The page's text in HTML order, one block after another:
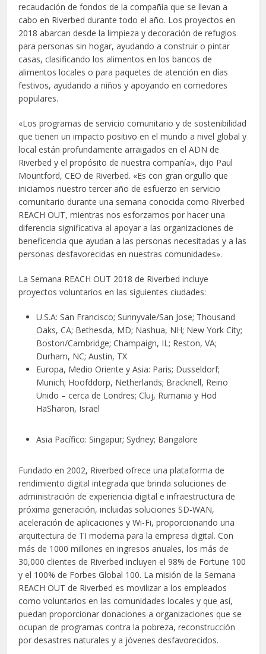
recaudación de fondos de la compañía que se llevan a
cabo en Riverbed durante todo el año. Los proyectos en
2018 abarcan desde la limpieza y decoración de refugios
para personas sin hogar, ayudando a construir o pintar
casas, clasificando los alimentos en los bancos de
alimentos locales o para paquetes de atención en días
festivos, ayudando a niños y apoyando en comedores
populares.
«Los programas de servicio comunitario y de sostenibilidad
que tienen un impacto positivo en el mundo a nivel global y
local están profundamente arraigados en el ADN de
Riverbed y el propósito de nuestra compañía», dijo Paul
Mountford, CEO de Riverbed. «Es con gran orgullo que
iniciamos nuestro tercer año de esfuerzo en servicio
comunitario durante una semana conocida como Riverbed
REACH OUT, mientras nos esforzamos por hacer una
diferencia significativa al apoyar a las organizaciones de
beneficencia que ayudan a las personas necesitadas y a las
personas desfavorecidas en nuestras comunidades».
La Semana REACH OUT 2018 de Riverbed incluye
proyectos voluntarios en las siguientes ciudades:
U.S.A: San Francisco; Sunnyvale/San Jose; Thousand
Oaks, CA; Bethesda, MD; Nashua, NH; New York City;
Boston/Cambridge; Champaign, IL; Reston, VA;
Durham, NC; Austin, TX
Europa, Medio Oriente y Asia: Paris; Dusseldorf;
Munich; Hoofddorp, Netherlands; Bracknell, Reino
Unido – cerca de Londres; Cluj, Rumania y Hod
HaSharon, Israel
Asia Pacífico: Singapur; Sydney; Bangalore
Fundado en 2002, Riverbed ofrece una plataforma de
rendimiento digital integrada que brinda soluciones de
administración de experiencia digital e infraestructura de
próxima generación, incluidas soluciones SD-WAN,
aceleración de aplicaciones y Wi-Fi, proporcionando una
arquitectura de TI moderna para la empresa digital. Con
más de 1000 millones en ingresos anuales, los más de
30,000 clientes de Riverbed incluyen el 98% de Fortune 100
y el 100% de Forbes Global 100. La misión de la Semana
REACH OUT de Riverbed es movilizar a los empleados
como voluntarios en las comunidades locales y que así,
puedan proporcionar donaciones a organizaciones que se
ocupan de programas contra la pobreza, reconstrucción
por desastres naturales y a jóvenes desfavorecidos.